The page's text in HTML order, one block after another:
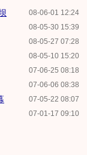
08-06-01 12:24
08-05-30 15:39
08-05-27 07:28
08-05-10 15:20
07-06-25 08:18
07-06-06 08:38
07-05-22 08:07
07-01-17 09:10